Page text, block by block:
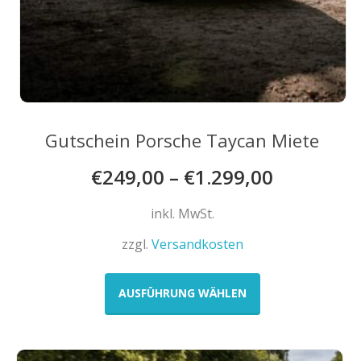
Gutschein Porsche Taycan Miete
€249,00 – €1.299,00
inkl. MwSt.
zzgl. Versandkosten
AUSFÜHRUNG WÄHLEN
Dieses